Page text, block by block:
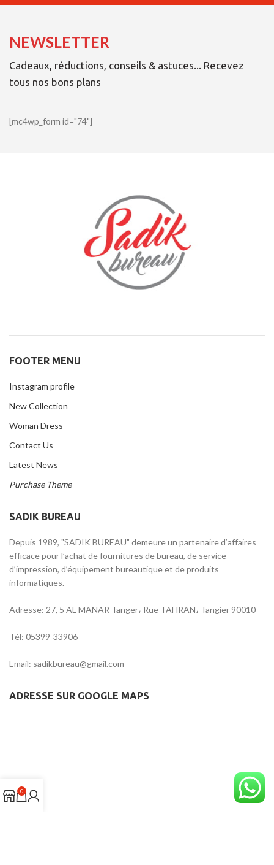
NEWSLETTER
Cadeaux, réductions, conseils & astuces... Recevez
tous nos bons plans
[mc4wp_form id="74"]
FOOTER MENU
Instagram profile
New Collection
Woman Dress
Contact Us
Latest News
Purchase Theme
SADIK BUREAU
Depuis 1989, "SADIK BUREAU" demeure un partenaire d’affaires
efficace pour l’achat de fournitures de bureau, de service
d’impression, d’équipement bureautique et de produits
informatiques.
Adresse: 27, 5 AL MANAR Tanger، Rue TAHRAN، Tangier 90010
Tél: 05399-33906
Email: sadikbureau@gmail.com
ADRESSE SUR GOOGLE MAPS
0